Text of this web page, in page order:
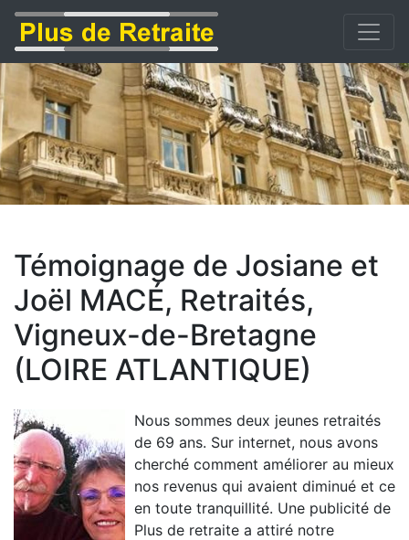
Témoignage de Josiane et
Joël MACÉ, Retraités,
Vigneux-de-Bretagne
(LOIRE ATLANTIQUE)
Nous sommes deux jeunes retraités
de 69 ans. Sur internet, nous avons
cherché comment améliorer au mieux
nos revenus qui avaient diminué et ce
en toute tranquillité. Une publicité de
Plus de retraite a attiré notre